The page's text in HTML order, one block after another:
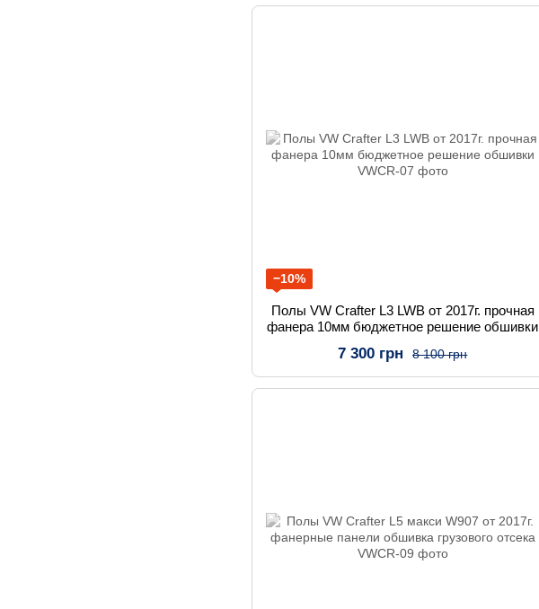
−10%
Полы VW Crafter L3 LWB от 2017г. прочная
фанера 10мм бюджетное решение обшивки
8 100 грн
7 300 грн